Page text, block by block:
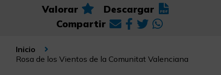
Valorar
Descargar
Compartir
Inicio
Rosa de los Vientos de la Comunitat Valenciana